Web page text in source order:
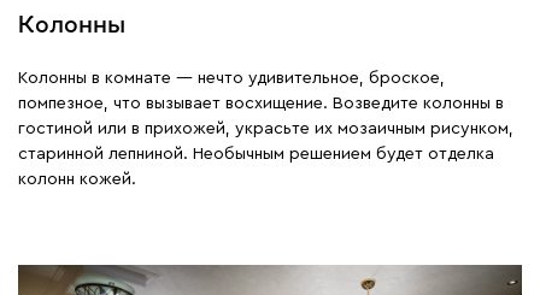
Колонны
Колонны в комнате ― нечто удивительное, броское,
помпезное, что вызывает восхищение. Возведите колонны в
гостиной или в прихожей, украсьте их мозаичным рисунком,
старинной лепниной. Необычным решением будет отделка
колонн кожей.